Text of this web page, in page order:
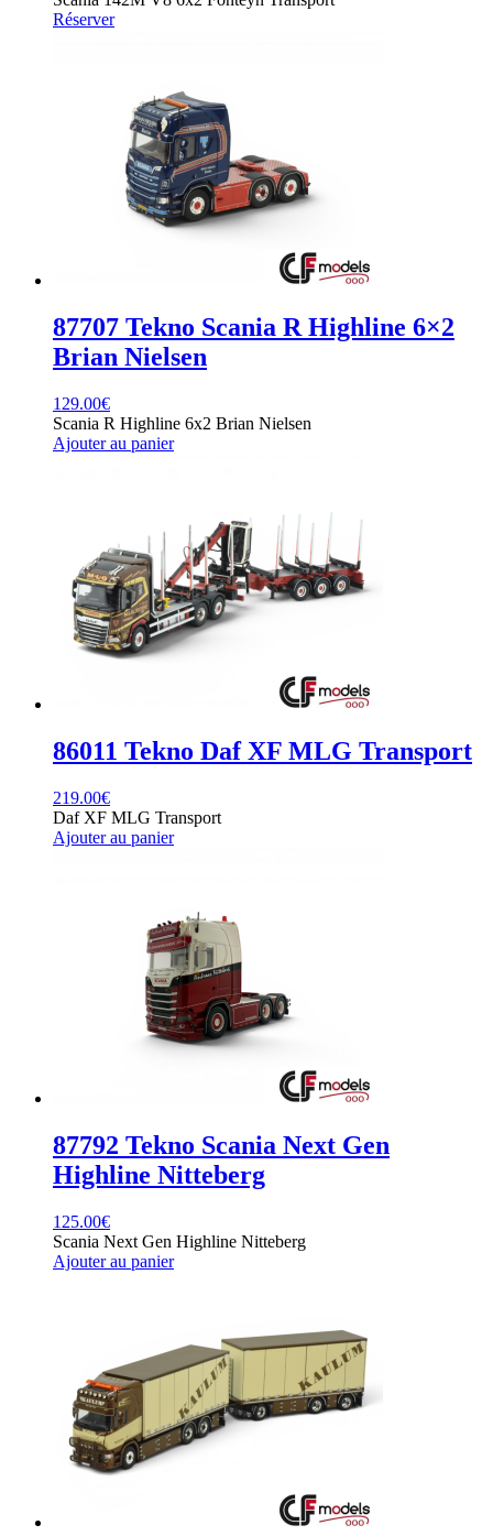
Réserver
87707 Tekno Scania R Highline 6×2
Brian Nielsen
129.00€
Scania R Highline 6x2 Brian Nielsen
Ajouter au panier
86011 Tekno Daf XF MLG Transport
219.00€
Daf XF MLG Transport
Ajouter au panier
87792 Tekno Scania Next Gen
Highline Nitteberg
125.00€
Scania Next Gen Highline Nitteberg
Ajouter au panier